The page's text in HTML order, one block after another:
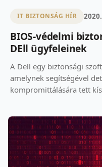
IT BIZTONSÁG HÍR
BIOS-védelmi
DEll ügyfeleinek
A Dell egy biztonsági
amelynek segítségével
kompromittálására tett